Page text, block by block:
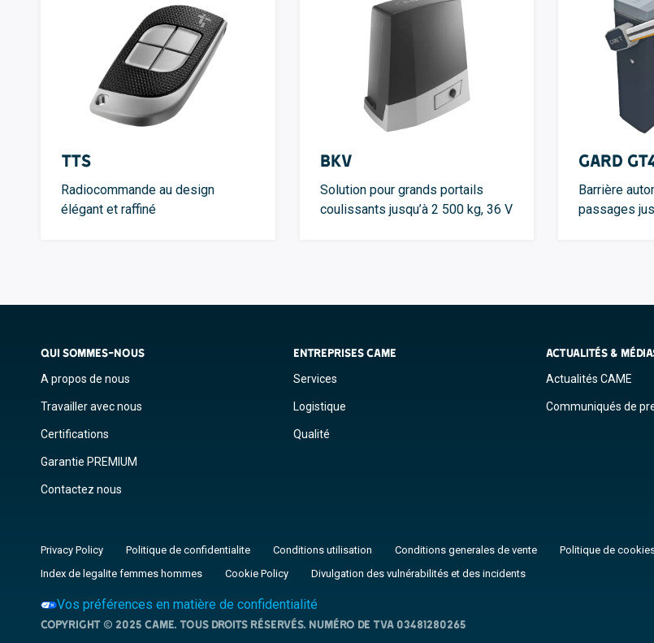
TTS
Radiocommande au design
élégant et raffiné
BKV
Solution pour grands portails
coulissants jusqu’à 2 500 kg, 36 V
GARD
Barrière
passages
QUI SOMMES-NOUS
A propos de nous
Travailler avec nous
Certifications
Garantie PREMIUM
Contactez nous
ENTREPRISES CAME
Services
Logistique
Qualité
ACTUALITÉS &
Actualités CAME
Communiqués de
Privacy Policy Politique de confidentialite Conditions utilisation Conditions generales de vente
Politique de
Index de legalite femmes hommes
Cookie Policy Divulgation des vulnérabilités et des incidents
Vos préférences en matière de confidentialité
Copyright © 2025 CAME. Tous droits réservés. NUMÉRO DE TVA 03481280265